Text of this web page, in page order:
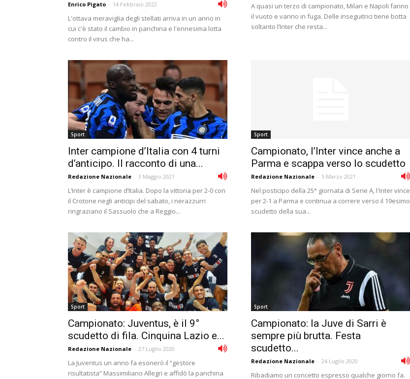
Enrico Pigato - 14 Febbraio 2022
L'ottava meraviglia degli stellati arriva in un anno in
cui c'è stato il cambio in panchina e l'ennesima lotta
contro il virus che ha...
A quasi un terzo di campionato, Milan e Napoli fanno
il vuoto e vanno in fuga. Delle inseguitrici tiene botta
soltanto l’Inter che resta...
Sport
Inter campione d’Italia con 4 turni
d’anticipo. Il racconto di una...
Redazione Nazionale - 3 Maggio 2021
L’Inter è campione d’Italia. Dopo la vittoria per 2-0 con
il Crotone negli anticipi del sabato, i nerazzurri
ringraziano il Sassuolo che a Reggio...
Sport
Campionato, l’Inter vince anche a
Parma e scappa verso lo scudetto
Redazione Nazionale - 5 Marzo 2021
Nel posticipo della 25° giornata di Serie A, l'Inter vince
per 2-1 a Parma e continua a correre verso il 19esimo
scudetto della sua...
Sport
Campionato: Juventus, è il 9°
scudetto di fila. Cinquina Lazio e...
Redazione Nazionale - 27 Luglio 2020
La Juventus un anno fa esonerò il “gestore
risultatista” Massimiliano Allegri e affidò la panchina
Sport
Campionato: la Juve di Sarri è
sempre più brutta. Festa
scudetto...
Redazione Nazionale - 24 Luglio 2020
Ribadiamo un concetto espresso qualche giorno fa.